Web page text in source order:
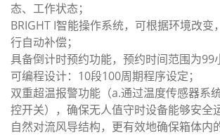
态、工作状态；
BRIGHT I智能操作系统，可根据环境改变
行自动补偿；
具备倒计时预约功能，预约时间范围为99
可编程设计：10段100周期程序设定；
双重超温报警功能（a.通过温度传感器系
控开关），确保无人值守时设备能够安全
自然对流风导结构，更有效地确保箱体内